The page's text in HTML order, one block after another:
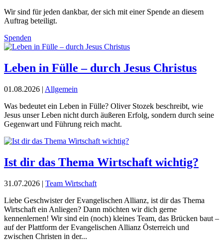
Wir sind für jeden dankbar, der sich mit einer Spende an diesem
Auftrag beteiligt.
Spenden
Leben in Fülle – durch Jesus Christus
01.08.2026 | Allgemein
Was bedeutet ein Leben in Fülle? Oliver Stozek beschreibt, wie
Jesus unser Leben nicht durch äußeren Erfolg, sondern durch seine
Gegenwart und Führung reich macht.
Ist dir das Thema Wirtschaft wichtig?
31.07.2026 | Team Wirtschaft
Liebe Geschwister der Evangelischen Allianz, ist dir das Thema
Wirtschaft ein Anliegen? Dann möchten wir dich gerne
kennenlernen! Wir sind ein (noch) kleines Team, das Brücken baut –
auf der Plattform der Evangelischen Allianz Österreich und
zwischen Christen in der...